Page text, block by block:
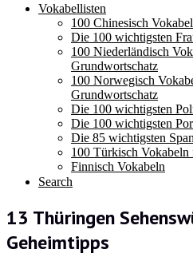
Vokabellisten
100 Chinesisch
Die 100 wichtigsten
100 Niederländisch
Grundwortschatz
100 Norwegisch
Grundwortschatz
Die 100 wichtigsten
Die 100 wichtigsten
Die 85 wichtigsten
100 Türkisch
Finnisch Vokabeln
Search
13 Thüringen
Geheimtipps